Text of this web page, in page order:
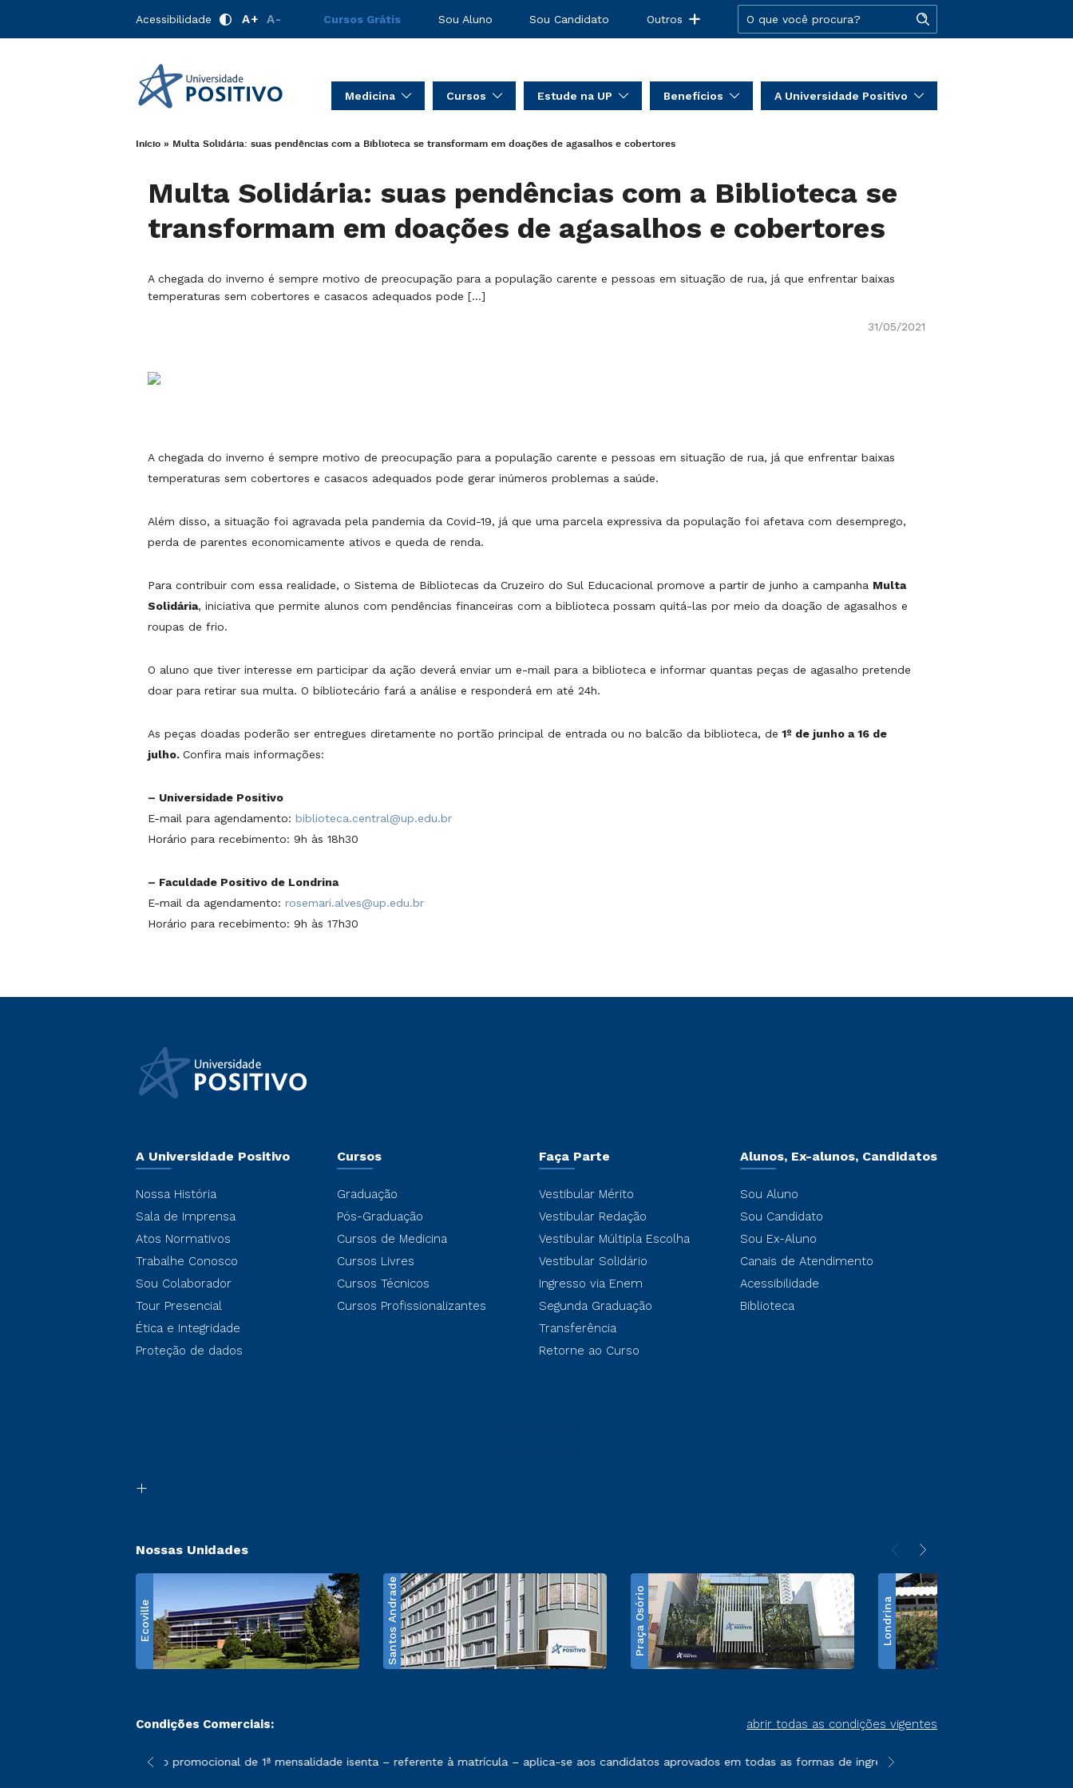
Acessibilidade A+ A- Cursos Grátis Sou Aluno Sou Candidato Outros
Medicina Cursos Estude na UP Benefícios A Universidade Positivo
Início » Multa Solidária: suas pendências com a Biblioteca se transformam em doações de agasalhos e cobertores
Multa Solidária: suas pendências com a Biblioteca se
transformam em doações de agasalhos e cobertores
A chegada do inverno é sempre motivo de preocupação para a população carente e pessoas em situação de rua, já que enfrentar baixas
temperaturas sem cobertores e casacos adequados pode […]
31/05/2021
A chegada do inverno é sempre motivo de preocupação para a população carente e pessoas em situação de rua, já que enfrentar baixas
temperaturas sem cobertores e casacos adequados pode gerar inúmeros problemas a saúde.
Além disso, a situação foi agravada pela pandemia da Covid-19, já que uma parcela expressiva da população foi afetava com desemprego,
perda de parentes economicamente ativos e queda de renda.
Para contribuir com essa realidade, o Sistema de Bibliotecas da Cruzeiro do Sul Educacional promove a partir de junho a campanha Multa
Solidária, iniciativa que permite alunos com pendências financeiras com a biblioteca possam quitá-las por meio da doação de agasalhos e
roupas de frio.
O aluno que tiver interesse em participar da ação deverá enviar um e-mail para a biblioteca e informar quantas peças de agasalho pretende
doar para retirar sua multa. O bibliotecário fará a análise e responderá em até 24h.
As peças doadas poderão ser entregues diretamente no portão principal de entrada ou no balcão da biblioteca, de 1º de junho a 16 de
julho. Confira mais informações:
– Universidade Positivo
E-mail para agendamento: biblioteca.central@up.edu.br
Horário para recebimento: 9h às 18h30
– Faculdade Positivo de Londrina
E-mail da agendamento: rosemari.alves@up.edu.br
Horário para recebimento: 9h às 17h30
A Universidade Positivo
Nossa História
Sala de Imprensa
Atos Normativos
Trabalhe Conosco
Sou Colaborador
Tour Presencial
Ética e Integridade
Proteção de dados
Cursos
Graduação
Pós-Graduação
Cursos de Medicina
Cursos Livres
Cursos Técnicos
Cursos Profissionalizantes
Faça Parte
Vestibular Mérito
Vestibular Redação
Vestibular Múltipla Escolha
Vestibular Solidário
Ingresso via Enem
Segunda Graduação
Transferência
Retorne ao Curso
Alunos, Ex-alunos, Candidatos
Sou Aluno
Sou Candidato
Sou Ex-Aluno
Canais de Atendimento
Acessibilidade
Biblioteca
Nossas Unidades
Ecoville Santos Andrade Praça Osório Londrina
Condições Comerciais: abrir todas as condições vigentes
sofrer alterações nos períodos de rematrícula conforme exposto no contrato de prestação de serviços
*A condição promocional de 1ª mensalidade isenta – referente à matrícula – aplica-se aos candidatos aprovados em todas as formas de ingresso, exceto na prova on-line ou
**Semipresencial é um formato do